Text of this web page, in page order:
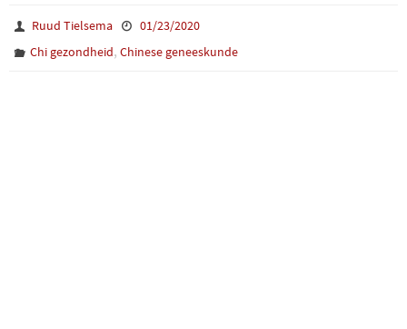
Ruud Tielsema
01/23/2020
Chi gezondheid,Chinese geneeskunde